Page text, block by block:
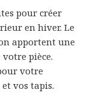
pour créer
en hiver. Le
apportent une
pièce.
votre
vos tapis.